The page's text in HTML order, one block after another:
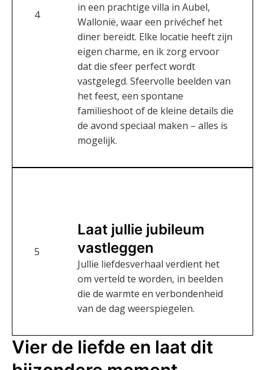
in een prachtige villa in Aubel,
Wallonië, waar een privéchef het
diner bereidt. Elke locatie heeft zijn
eigen charme, en ik zorg ervoor
dat die sfeer perfect wordt
vastgelegd. Sfeervolle beelden van
het feest, een spontane
familieshoot of de kleine details die
de avond speciaal maken – alles is
mogelijk.
4
Laat jullie jubileum
vastleggen
Jullie liefdesverhaal verdient het
om verteld te worden, in beelden
die de warmte en verbondenheid
van de dag weerspiegelen.
5
Vier de liefde en laat dit